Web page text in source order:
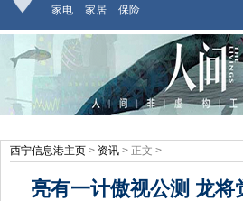
家电
家居 保险
西宁信息港主页 > 资讯 > 正文 >
亮有一计傲视公测 龙将